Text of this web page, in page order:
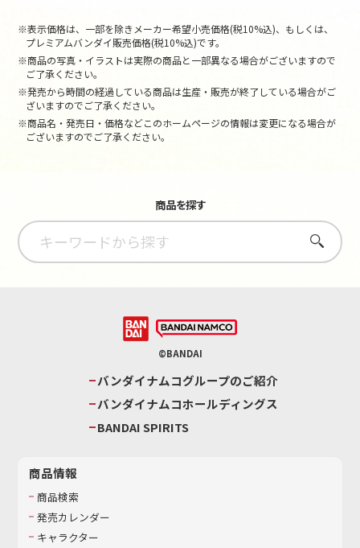
※表示価格は、一部を除きメーカー希望小売価格(税10%込)、もしくは、
プレミアムバンダイ販売価格(税10%込)です。
※商品の写真・イラストは実際の商品と一部異なる場合がございますので
ご了承ください。
※発売から時間の経過している商品は生産・販売が終了している場合がご
ざいますのでご了承ください。
※商品名・発売日・価格などこのホームページの情報は変更になる場合が
ございますのでご了承ください。
商品を探す
さがす
©BANDAI
バンダイナムコグループのご紹介
バンダイナムコホールディングス
BANDAI SPIRITS
商品情報
商品検索
発売カレンダー
キャラクター